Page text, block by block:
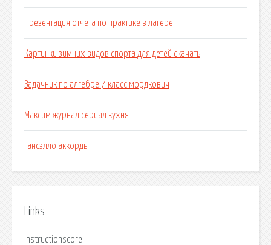
Презентация отчета по практике в лагере
Картинки зимних видов спорта для детей скачать
Задачник по алгебре 7 класс мордкович
Максим журнал сериал кухня
Гансэлло аккорды
Links
instructionscore